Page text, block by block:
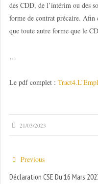
des CDD, de l’intérim ou des
forme de contrat précaire. Afin
que toute autre forme que le
…
Le pdf complet :
21/03/2023
Previous
Déclaration CSE Du 16 Mars